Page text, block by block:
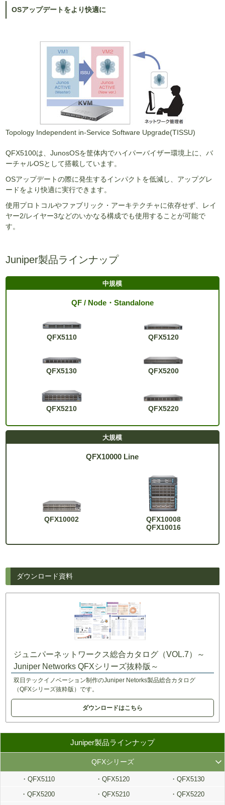
OSアップデートをより快適に
Topology Independent in-Service Software Upgrade(TISSU)
QFX5100は、JunosOSを筐体内でハイパーバイザー環境上に、バ
ーチャルOSとして搭載しています。
OSアップデートの際に発生するインパクトを低減し、アップグレ
ードをより快適に実行できます。
使用プロトコルやファブリック・アーキテクチャに依存せず、レイ
ヤー2/レイヤー3などのいかなる構成でも使用することが可能で
す。
Juniper製品ラインナップ
QF / Node・Standalone
QFX5110 QFX5120
QFX5130 QFX5200
QFX5210 QFX5220
QFX10000 Line
QFX10002
QFX10008
QFX10016
ダウンロード資料
ジュニパーネットワークス総合カタログ（VOL.7）～
Juniper Networks QFXシリーズ抜粋版～
双日テックイノベーション制作のJuniper Netorks製品総合カタログ
（QFXシリーズ抜粋版）です。
ダウンロードはこちら
Juniper製品ラインナップ
QFXシリーズ
QFX5110 QFX5120
・QFX5130
QFX5200
QFX5210
QFX5220